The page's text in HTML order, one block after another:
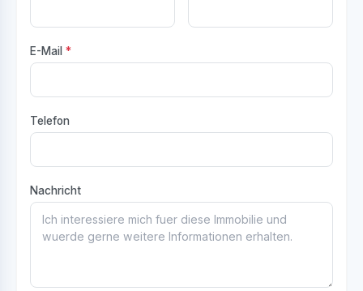
E-Mail *
Telefon
Nachricht